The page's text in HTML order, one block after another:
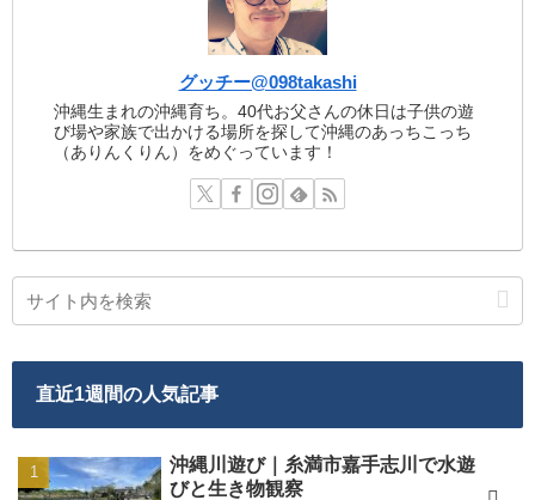
グッチー@098takashi
沖縄生まれの沖縄育ち。40代お父さんの休日は子供の遊
び場や家族で出かける場所を探して沖縄のあっちこっち
（ありんくりん）をめぐっています！
直近1週間の人気記事
沖縄川遊び｜糸満市嘉手志川で水遊
びと生き物観察